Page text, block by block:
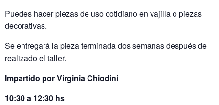
Puedes hacer piezas de uso cotidiano en vajilla o piezas
decorativas.
Se entregará la pieza terminada dos semanas después de
realizado el taller.
Impartido por Virginia Chiodini
10:30 a 12:30 hs